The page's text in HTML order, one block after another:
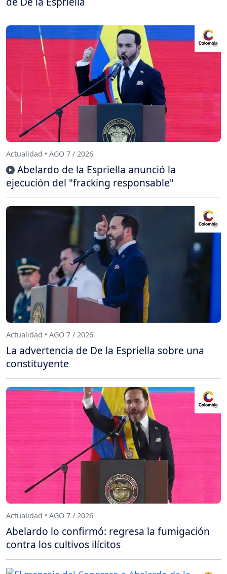
Actualidad • AGO 7 / 2026
Abelardo de la Espriella anunció la
ejecución del "fracking responsable"
Actualidad • AGO 7 / 2026
La advertencia de De la Espriella sobre una
constituyente
Actualidad • AGO 7 / 2026
Abelardo lo confirmó: regresa la fumigación
contra los cultivos ilícitos